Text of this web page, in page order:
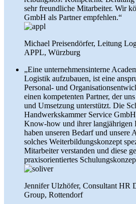
sehr freundliche Mitarbeiter. Wir
GmbH als Partner empfehlen.“
Michael Preisendörfer, Leitung
APPL, Würzburg
„Eine unternehmensinterne
Logistik aufzubauen, ist eine
Personal- und
einen kompetenten Partner, der
und Umsetzung unterstützt. Die
Handwerkskammer Service
Know-how und ihrer langjährigen
haben unseren Bedarf und unsere
solches Weiterbildungskonzept
Mitarbeiter verstanden und diese
praxisorientiertes
Jennifer Ulzhöfer, Consultant HR
Group, Rottendorf